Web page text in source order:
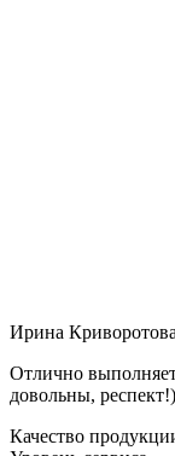
Ирина Криворотова
Отлично
довольны, респект!)
Качество